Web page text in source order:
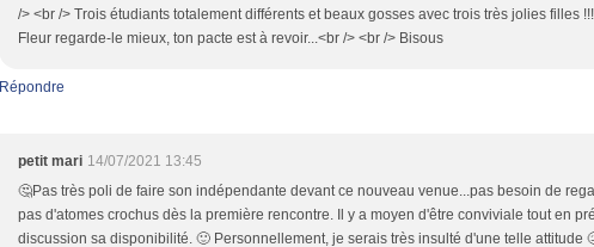
/> <br /> Trois étudiants totalement différents et beaux gosses avec trois très jolies filles
Fleur regarde-le mieux, ton pacte est à revoir...<br /> <br /> Bisous
Répondre
petit mari 14/07/2021 13:45
🤔Pas très poli de faire son indépendante devant ce nouveau venue...pas besoin de
pas d'atomes crochus dès la première rencontre. Il y a moyen d'être conviviale tout en
discussion sa disponibilité. 🙂 Personnellement, je serais très insulté d'une telle attitude